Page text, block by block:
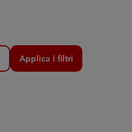
Applica i filtri